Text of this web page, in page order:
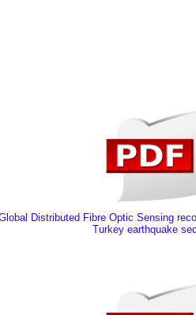
Distributed Fibre Optic Sensing
Turkey earthquake